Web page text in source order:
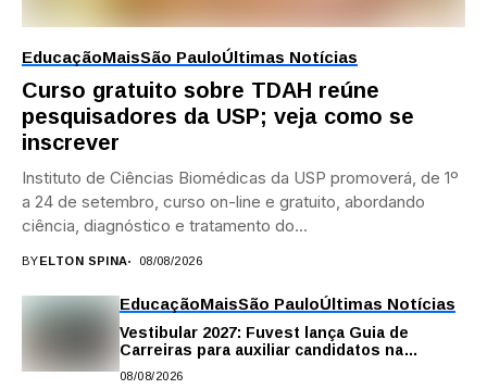
EducaçãoMaisSão PauloÚltimas Notícias
Curso gratuito sobre TDAH reúne
pesquisadores da USP; veja como se
inscrever
Instituto de Ciências Biomédicas da USP promoverá, de 1º
a 24 de setembro, curso on-line e gratuito, abordando
ciência, diagnóstico e tratamento do...
BYELTON SPINA 08/08/2026
EducaçãoMaisSão PauloÚltimas Notícias
Vestibular 2027: Fuvest lança Guia de
Carreiras para auxiliar candidatos na
08/08/2026